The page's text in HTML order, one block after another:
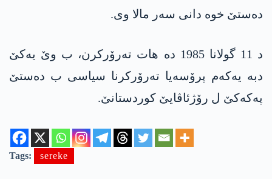
دەستێ خوە دانی سەر مالا وی.
د 11 گولانا 1985 دە ھات تەرۆرکرن، ب وێ یەکێ
دبە یەکەم پرۆسەیا تەرۆرکرنا سیاسی ب دەستێ
پەکەکێ ل رۆژئاڤایێ کوردستانێ.
Tags: sereke